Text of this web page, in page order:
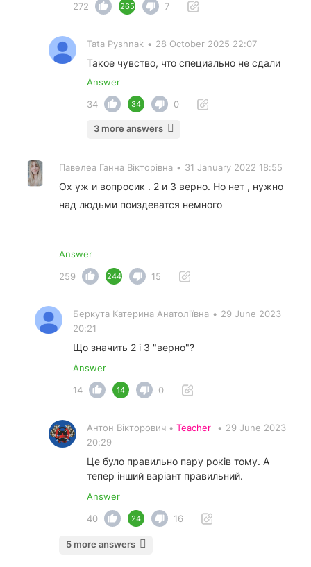
272
265 7
Tata Pyshnak • 28 October 2025 22:07
Такое чувство, что специально не сдали
Answer
34
34 0
3 more answers
Павелеа Ганна Вiкторiвна • 31 January 2022 18:55
Ох уж и вопросик . 2 и 3 верно. Но нет , нужно
над людьми поиздеватся немного
Answer
259
244 15
Беркута Катерина Анатоліївна • 29 June 2023
20:21
Що значить 2 і 3 "верно"?
Answer
14
14 0
Антон Вікторович • Teacher • 29 June 2023
20:29
Це було правильно пару років тому. А
тепер інший варіант правильний.
Answer
40
24 16
5 more answers